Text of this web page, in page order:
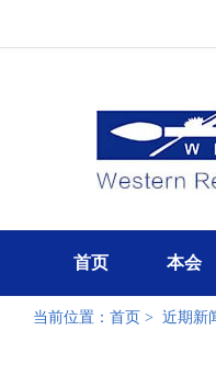
首页 本会
当前位置： 首页 > 近期新